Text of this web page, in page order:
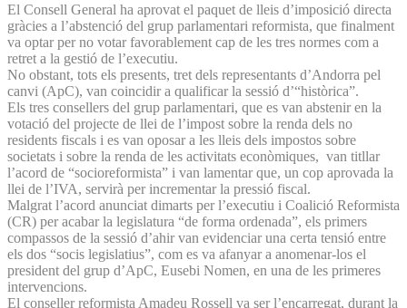
El Consell General ha aprovat el paquet de lleis d’imposició directa
gràcies a l’abstenció del grup parlamentari reformista, que finalment
va optar per no votar favorablement cap de les tres normes com a
retret a la gestió de l’executiu.
No obstant, tots els presents, tret dels representants d’Andorra pel
canvi (ApC), van coincidir a qualificar la sessió d’“històrica”.
Els tres consellers del grup parlamentari, que es van abstenir en la
votació del projecte de llei de l’impost sobre la renda dels no
residents fiscals i es van oposar a les lleis dels impostos sobre
societats i sobre la renda de les activitats econòmiques, van titllar
l’acord de “socioreformista” i van lamentar que, un cop aprovada la
llei de l’IVA, servirà per incrementar la pressió fiscal.
Malgrat l’acord anunciat dimarts per l’executiu i Coalició Reformista
(CR) per acabar la legislatura “de forma ordenada”, els primers
compassos de la sessió d’ahir van evidenciar una certa tensió entre
els dos “socis legislatius”, com es va afanyar a anomenar-los el
president del grup d’ApC, Eusebi Nomen, en una de les primeres
intervencions.
El conseller reformista Amadeu Rossell va ser l’encarregat, durant la